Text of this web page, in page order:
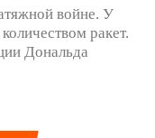
войне. У
ракет.
Дональда